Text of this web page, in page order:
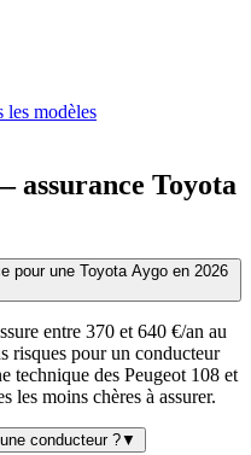
modèles
assurance Toyota
pour une Toyota Aygo en 2026
entre 370 et 640 €/an au
risques pour un conducteur
technique des Peugeot 108 et
les moins chères à assurer.
conducteur ?▼